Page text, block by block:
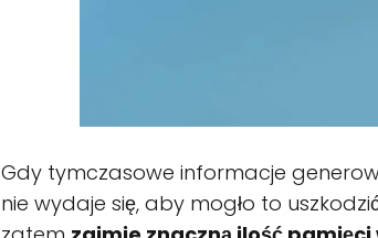
Gdy tymczasowe informacje
nie wydaje się, aby mogło to